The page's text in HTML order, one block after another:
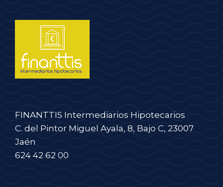
FINANTTIS Intermediarios Hipotecarios
C. del Pintor Miguel Ayala, 8, Bajo C, 23007
Jaén
624 42 62 00